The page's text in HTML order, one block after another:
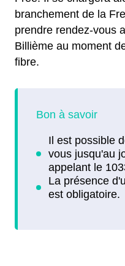
branchement de la
prendre rendez-vous
Billième au moment
fibre.